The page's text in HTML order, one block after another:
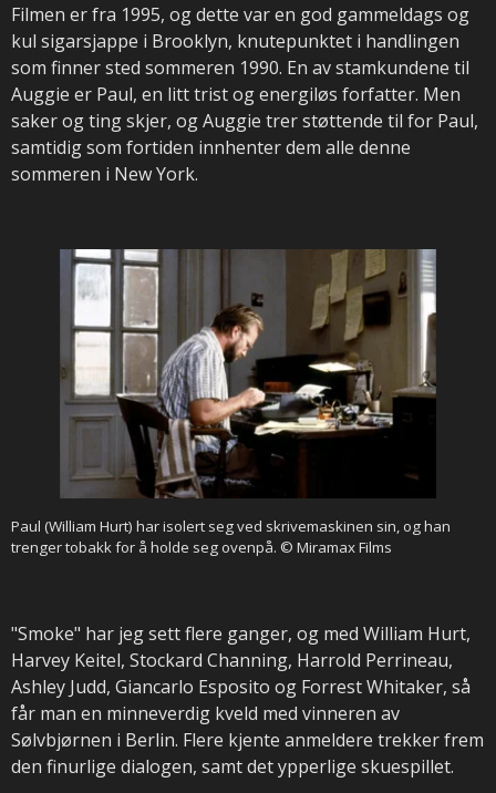
Filmen er fra 1995, og dette var en god gammeldags og
kul sigarsjappe i Brooklyn, knutepunktet i handlingen
som finner sted sommeren 1990. En av stamkundene til
Auggie er Paul, en litt trist og energiløs forfatter. Men
saker og ting skjer, og Auggie trer støttende til for Paul,
samtidig som fortiden innhenter dem alle denne
sommeren i New York.
Paul (William Hurt) har isolert seg ved skrivemaskinen sin, og han
trenger tobakk for å holde seg ovenpå. © Miramax Films
"Smoke" har jeg sett flere ganger, og med William Hurt,
Harvey Keitel, Stockard Channing, Harrold Perrineau,
Ashley Judd, Giancarlo Esposito og Forrest Whitaker, så
får man en minneverdig kveld med vinneren av
Sølvbjørnen i Berlin. Flere kjente anmeldere trekker frem
den finurlige dialogen, samt det ypperlige skuespillet.